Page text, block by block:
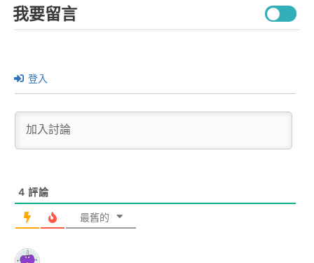
我要留言
登入
4 評論
最舊的